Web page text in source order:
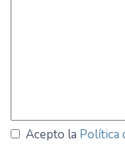
Acepto la Política